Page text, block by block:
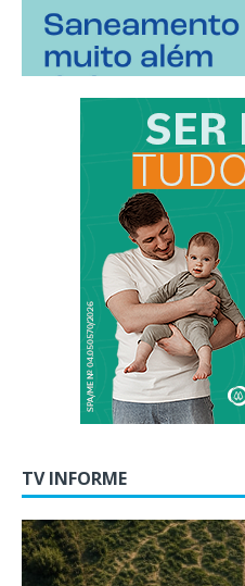
TV INFORME